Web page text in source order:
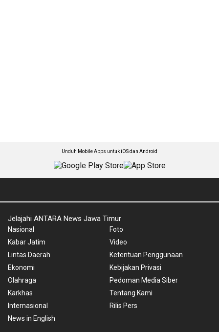
Unduh Mobile Apps untuk iOS dan Android
Jelajahi ANTARA News Jawa Timur
Nasional
Kabar Jatim
Lintas Daerah
Ekonomi
Olahraga
Karkhas
Internasional
News in English
Foto
Video
Ketentuan Penggunaan
Kebijakan Privasi
Pedoman Media Siber
Tentang Kami
Rilis Pers